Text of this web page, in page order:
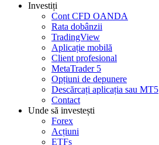
Investiți
Cont CFD OANDA
Rata dobânzii
TradingView
Aplicație mobilă
Client profesional
MetaTrader 5
Opțiuni de depunere
Descărcați aplicația sau MT5
Contact
Unde să investești
Forex
Acțiuni
ETFs